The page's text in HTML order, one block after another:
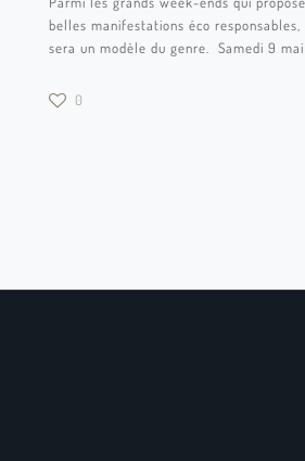
belles manifestations éco
sera un modèle du genre. Samedi 9
0